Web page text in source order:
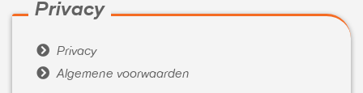
Privacy
 Privacy
 Algemene voorwaarden